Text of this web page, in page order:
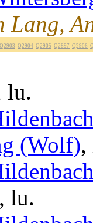
Lang,
Q2903 Q2904 Q2905 Q2897 Q2906
lu.
(Wolf),
, lu.